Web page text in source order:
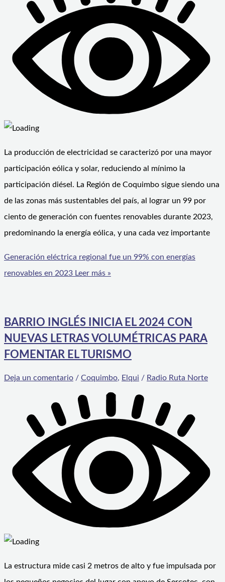
La producción de electricidad se caracterizó por una mayor
participación eólica y solar, reduciendo al mínimo la
participación diésel. La Región de Coquimbo sigue siendo una
de las zonas más sustentables del país, al lograr un 99 por
ciento de generación con fuentes renovables durante 2023,
predominando la energía eólica, y una cada vez importante
Generación eléctrica regional fue un 99% con energías
renovables en 2023 Leer más »
BARRIO INGLÉS INICIA EL 2024 CON
NUEVAS LETRAS VOLUMÉTRICAS PARA
FOMENTAR EL TURISMO
Deja un comentario / Coquimbo, Elqui / Radio Ruta Norte
La estructura mide casi 2 metros de alto y fue impulsada por